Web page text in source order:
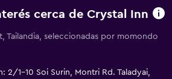
cerca de Crystal Inn
Tailandia, seleccionadas por momondo
2/1-10 Soi Surin, Montri Rd. Taladyai,